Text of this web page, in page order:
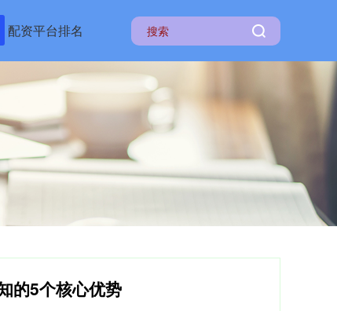
配资平台排名
的5个核心优势